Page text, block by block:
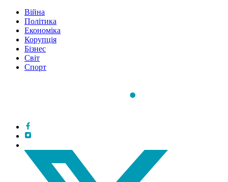
Війна
Політика
Економіка
Корупція
Бізнес
Світ
Спорт